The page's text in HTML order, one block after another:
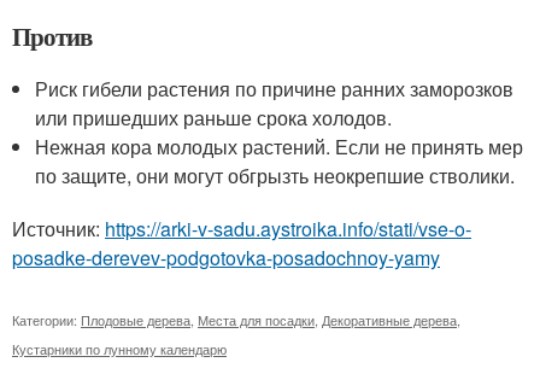
Против
Риск гибели растения по причине ранних заморозков
или пришедших раньше срока холодов.
Нежная кора молодых растений. Если не принять мер
по защите, они могут обгрызть неокрепшие стволики.
Источник: https://arki-v-sadu.aystroika.info/stati/vse-o-
posadke-derevev-podgotovka-posadochnoy-yamy
Категории: Плодовые дерева Места для посадки Декоративные дерева
Кустарники по лунному календарю